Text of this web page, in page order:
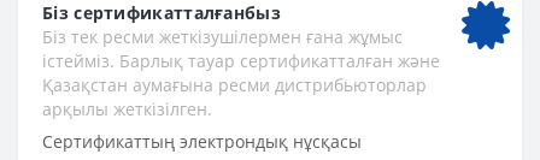
Біз сертификатталғанбыз
Біз тек ресми жеткізушілермен ғана жұмыс
істейміз. Барлық тауар сертификатталған және
Қазақстан аумағына ресми дистрибьюторлар
арқылы жеткізілген.
Сертификаттың электрондық нұсқасы